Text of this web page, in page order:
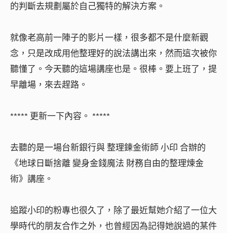
的判斷去規劃屬於自己獨特的解決方案。
就像老高前一陣子的影片一樣，很多都不是什麼新觀
念，只是改成用他整理好的說法講出來，然而這次被你
聽懂了。今天聽的這場講座也是。很棒。要上班了，提
早離場，來去趕路。
***** 更新一下內容。 *****
去聽的是一場台新銀行與 整理鍊金術師 小印 合辦的
《地球日斷捨離 變身金錢魔法 財務自由的整理煉金
術》講座。
追蹤小印的粉專也很久了，除了最近幫她介紹了一位大
學時代的朋友合作之外，也曾經因為記得她說過的某件